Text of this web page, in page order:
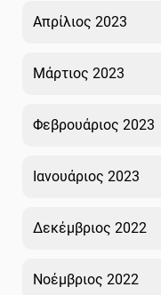
Απρίλιος 2023
Μάρτιος 2023
Φεβρουάριος 2023
Ιανουάριος 2023
Δεκέμβριος 2022
Νοέμβριος 2022